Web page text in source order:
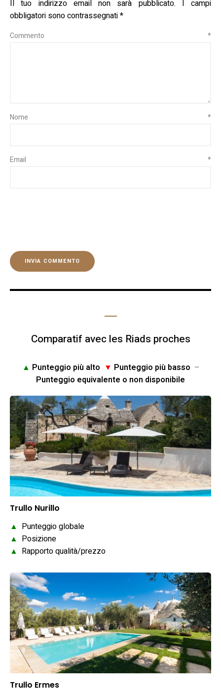
Il tuo indirizzo email non sarà pubblicato.
I campi
obbligatori sono contrassegnati*
Commento *
Nome *
Email *
Comparatif avec les Riads proches
▲ Punteggio più alto ▼ Punteggio più basso –
Punteggio equivalente o non disponibile
Trullo Nurillo
▲ Punteggio globale
▲ Posizione
▲ Rapporto qualità/prezzo
Trullo Ermes